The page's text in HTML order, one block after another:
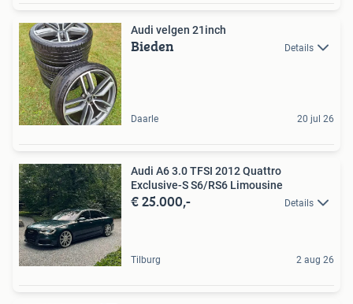
Audi velgen 21inch
Bieden Details
Daarle 20 jul 26
Audi A6 3.0 TFSI 2012 Quattro
Exclusive-S S6/RS6 Limousine
€ 25.000,- Details
Tilburg 2 aug 26